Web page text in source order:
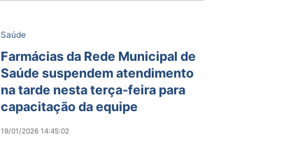
Saúde
Farmácias da Rede Municipal de
Saúde suspendem atendimento
na tarde nesta terça-feira para
capacitação da equipe
19/01/2026 14:45:02